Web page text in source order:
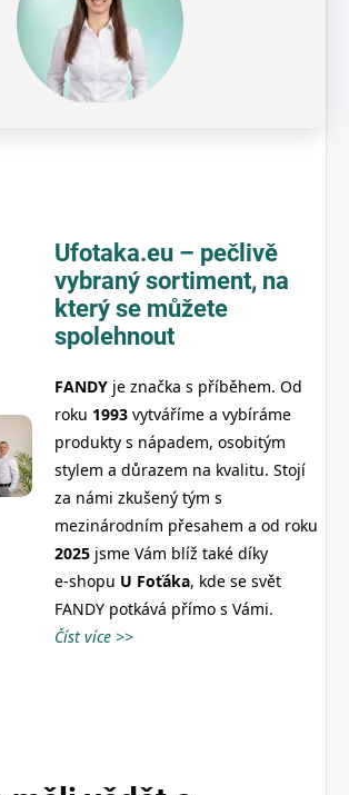
Ufotaka.eu – pečlivě
vybraný sortiment, na
který se můžete
spolehnout
FANDY je značka s příběhem. Od
roku 1993 vytváříme a vybíráme
produkty s nápadem, osobitým
stylem a důrazem na kvalitu. Stojí
za námi zkušený tým s
mezinárodním přesahem a od roku
2025 jsme Vám blíž také díky
e‑shopu U Foťáka, kde se svět
FANDY potkává přímo s Vámi.
Číst více >>